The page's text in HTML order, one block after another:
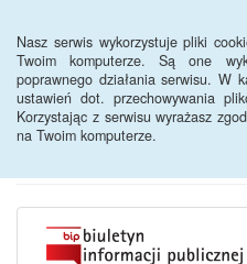
Nasz serwis wykorzystuje pliki
Twoim komputerze. Są one
poprawnego działania serwisu. W
ustawień dot. przechowywania
Korzystając z serwisu wyrażasz
na Twoim komputerze.
BIP - Urząd